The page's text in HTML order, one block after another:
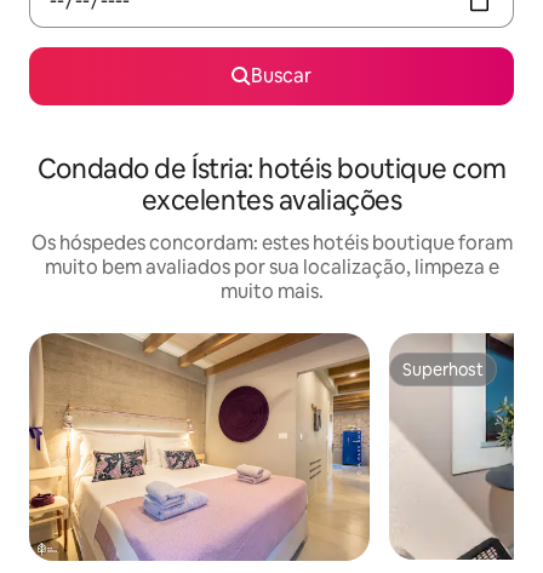
Buscar
Condado de Ístria: hotéis boutique com
excelentes avaliações
Os hóspedes concordam: estes hotéis boutique foram
muito bem avaliados por sua localização, limpeza e
muito mais.
Superhost
Superhost